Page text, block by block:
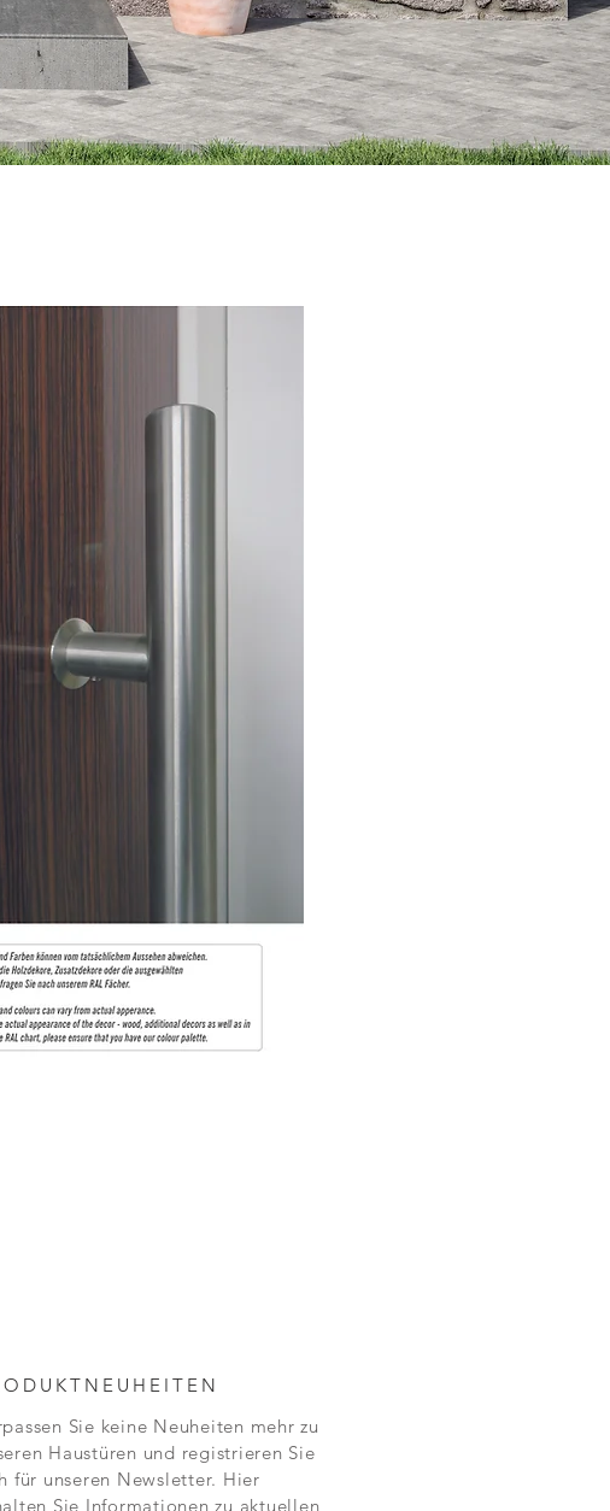
Sie keine Neuheiten mehr zu
Haustüren und registrieren Sie
für unseren Newsletter. Hier
Sie Informationen zu aktuellen